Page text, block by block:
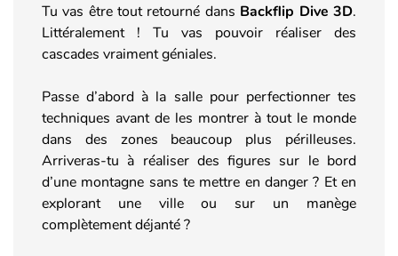
Tu vas être tout retourné dans Backflip Dive 3D.
Littéralement ! Tu vas pouvoir réaliser des
cascades vraiment géniales.
Passe d’abord à la salle pour perfectionner tes
techniques avant de les montrer à tout le monde
dans des zones beaucoup plus périlleuses.
Arriveras-tu à réaliser des figures sur le bord
d’une montagne sans te mettre en danger ? Et en
explorant une ville ou sur un manège
complètement déjanté ?